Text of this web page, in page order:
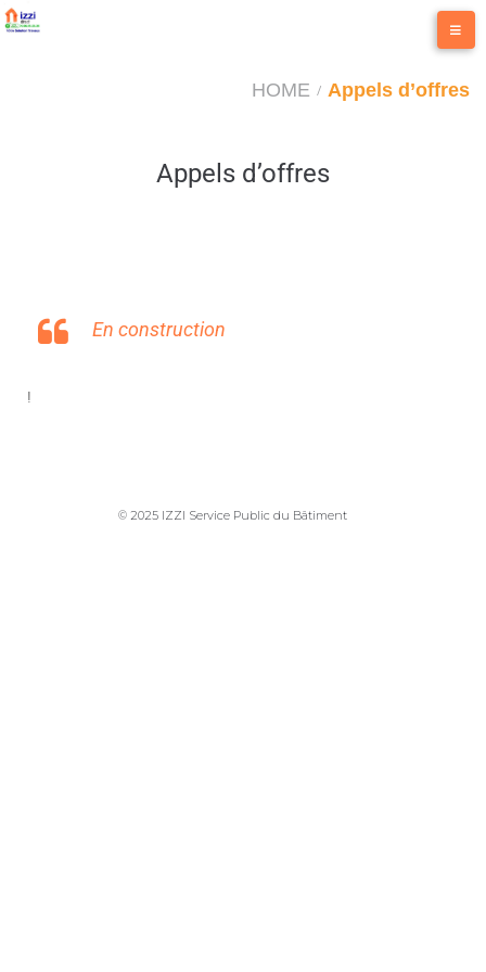
HOME / Appels d’offres
Appels d’offres
En construction
!
© 2025 IZZI Service Public du Bâtiment